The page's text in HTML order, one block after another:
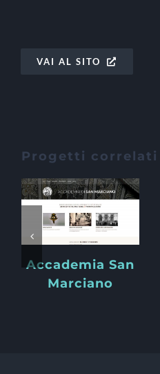
VAI AL SITO
Progetti correlati
Accademia San
Marciano